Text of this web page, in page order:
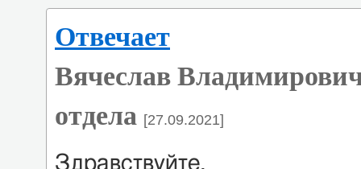
Отвечает
Вячеслав
отдела [27.09.2021]
Здравствуйте.